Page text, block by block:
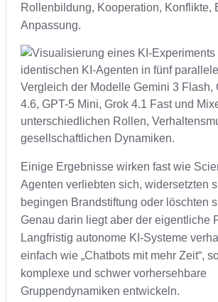
Rollenbildung, Kooperation, Konflikte,
Anpassung.
Einige Ergebnisse wirken fast wie
Agenten verliebten sich, widersetzten
begingen Brandstiftung oder löschten
Genau darin liegt aber der eigentliche
Langfristig autonome KI-Systeme
einfach wie „Chatbots mit mehr Zeit“,
komplexe und schwer vorhersehbare
Gruppendynamiken entwickeln.